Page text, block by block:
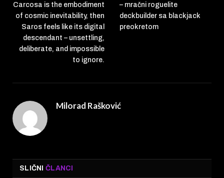
Carcosa is the embodiment
of cosmic inevitability, then
Saros feels like its digital
descendant – unsettling,
deliberate, and impossible
to ignore.
– mračni roguelite
deckbuilder sa blackjack
preokretom
Milorad Rašković
SLIČNI ČLANCI